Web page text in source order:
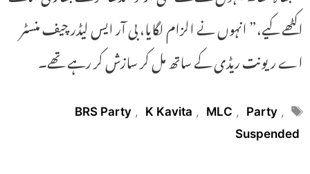
اکٹھے کیے،” انہوں نے الزام لگایا، بی آر ایس لیڈر چیف منسٹر
اے ریونت ریڈی کے ساتھ مل کر سازش کر رہے تھے۔
Tags
BRS Party , K Kavita , MLC , Party ,
Suspended